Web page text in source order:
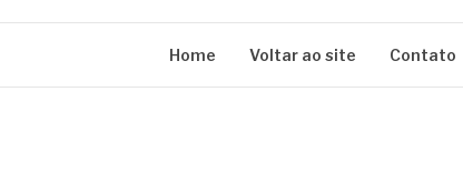
Home Voltar ao site Contato